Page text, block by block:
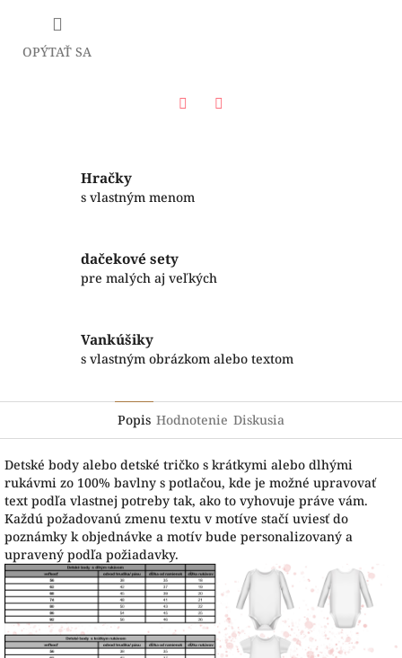
OPÝTAŤ SA
Hračky
s vlastným menom
dačekové sety
pre malých aj veľkých
Vankúšiky
s vlastným obrázkom alebo textom
Popis Hodnotenie Diskusia
Detské body alebo detské tričko s krátkymi alebo dlhými
rukávmi zo 100% bavlny s potlačou, kde je možné upravovať
text podľa vlastnej potreby tak, ako to vyhovuje práve vám.
Každú požadovanú zmenu textu v motíve stačí uviesť do
poznámky k objednávke a motív bude personalizovaný a
upravený podľa požiadavky.